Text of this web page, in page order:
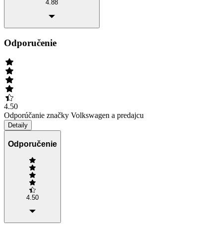
4.88
Odporučenie
4.50
Odporúčanie značky Volkswagen a predajcu
Detaily
Odporučenie
4.50